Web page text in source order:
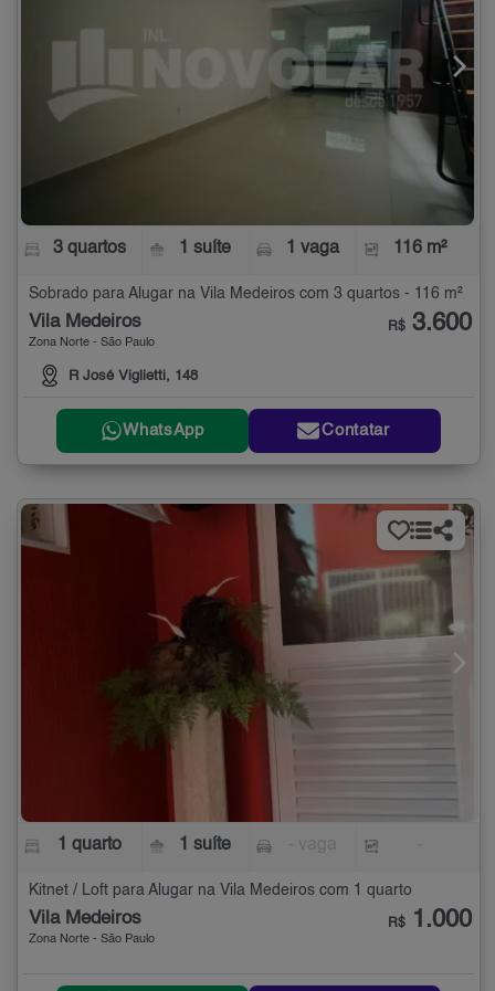
3 quartos 1 suíte 1 vaga 116 m²
Sobrado para Alugar na Vila Medeiros com 3 quartos - 116 m²
Vila Medeiros
Zona Norte - São Paulo
R José Viglietti, 148
R$ 3.600
WhatsApp Contatar
1 quarto 1 suíte
Kitnet / Loft para Alugar na Vila Medeiros com 1 quarto
Vila Medeiros
Zona Norte - São Paulo
R$ 1.000